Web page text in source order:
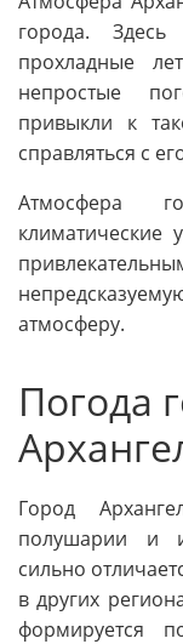
города.
прохладные
непростые
привыкли к
справляться с
Атмосфера
климатические
атмосферу.
Погода
Город
полушарии и
сильно
в других
формируется